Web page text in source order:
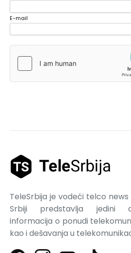
E-mail
TeleSrbija je vodeći telco
Srbiji predstavlja jedini
informacija o ponudi
kao i dešavanja u